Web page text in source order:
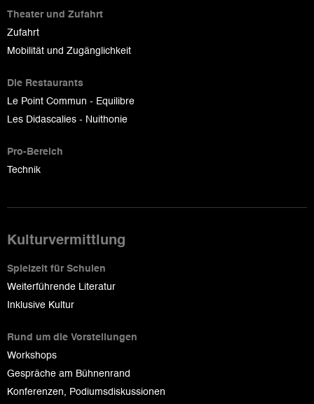
Theater und Zufahrt
Zufahrt
Mobilität und Zugänglichkeit
Die Restaurants
Le Point Commun - Equilibre
Les Didascalies - Nuithonie
Pro-Bereich
Technik
Kulturvermittlung
Spielzeit für Schulen
Weiterführende Literatur
Inklusive Kultur
Rund um die Vorstellungen
Workshops
Gespräche am Bühnenrand
Konferenzen, Podiumsdiskussionen